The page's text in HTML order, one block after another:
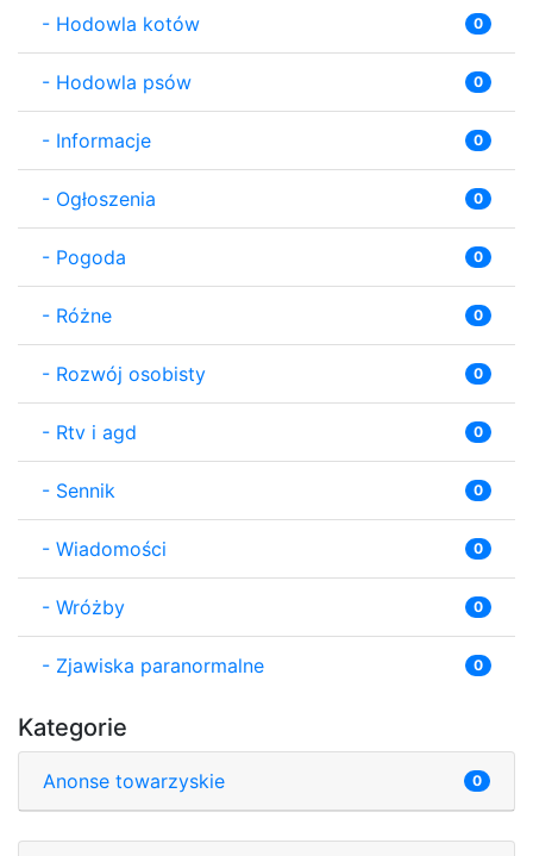
- Hodowla kotów 0
- Hodowla psów 0
- Informacje 0
- Ogłoszenia 0
- Pogoda 0
- Różne 0
- Rozwój osobisty 0
- Rtv i agd 0
- Sennik 0
- Wiadomości 0
- Wróżby 0
- Zjawiska paranormalne 0
Kategorie
Anonse towarzyskie 0